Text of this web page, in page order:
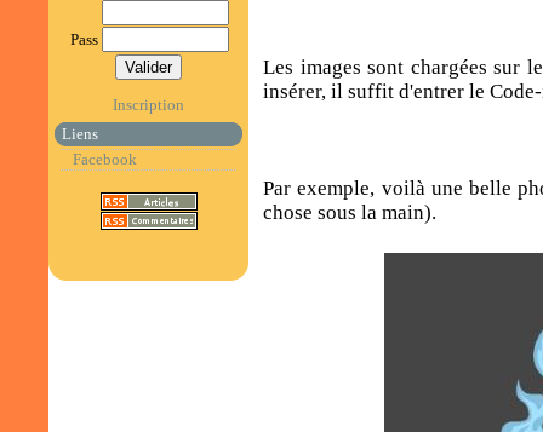
Pass
Inscription
Liens
Facebook
Les images sont chargées sur
insérer, il suffit d'entrer le
Par exemple, voilà une belle
chose sous la main).